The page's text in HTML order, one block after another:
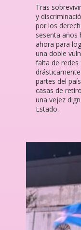
Tras
y
por los
sesenta años
ahora para
una doble
falta de redes
partes del
casas de
una vejez
Estado.